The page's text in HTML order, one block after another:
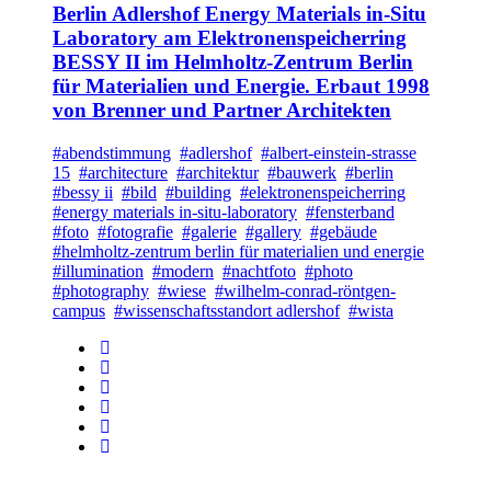
Berlin Adlershof Energy Materials in-Situ
Laboratory am Elektronenspeicherring
BESSY II im Helmholtz-Zentrum Berlin
für Materialien und Energie. Erbaut 1998
von Brenner und Partner Architekten
#abendstimmung #adlershof #albert-einstein-strasse
15 #architecture #architektur #bauwerk #berlin
#bessy ii #bild #building #elektronenspeicherring
#energy materials in-situ-laboratory #fensterband
#foto #fotografie #galerie #gallery #gebäude
#helmholtz-zentrum berlin für materialien und energie
#illumination #modern #nachtfoto #photo
#photography #wiese #wilhelm-conrad-röntgen-
campus #wissenschaftsstandort adlershof #wista